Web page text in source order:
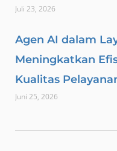
Juli 23, 2026
Agen AI dalam
Meningkatkan
Kualitas
Juni 25, 2026